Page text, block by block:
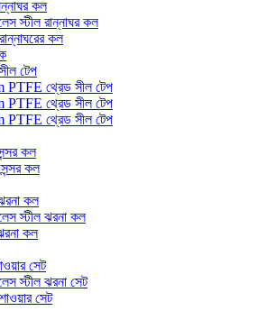
কল
স্টীল রান্নাঘর কল
কল
টেপ
PTFE থ্রেড সীল টেপ
PTFE থ্রেড সীল টেপ
PTFE থ্রেড সীল টেপ
কল
কল
কল
স্টীল ঝরনা কল
কল
সেট
স্টীল ঝরনা সেট
সেট